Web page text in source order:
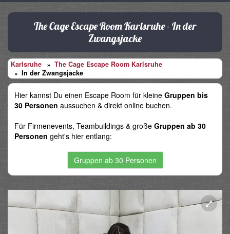
The Cage Escape Room Karlsruhe - In der
Zwangsjacke
Karlsruhe
The Cage Escape Room Karlsruhe
In der Zwangsjacke
Hier kannst Du einen Escape Room für kleine Gruppen bis
30 Personen aussuchen & direkt online buchen.
Für Firmenevents, Teambuildings & große Gruppen ab 30
Personen geht's hier entlang:
Gruppen ab 30 Personen